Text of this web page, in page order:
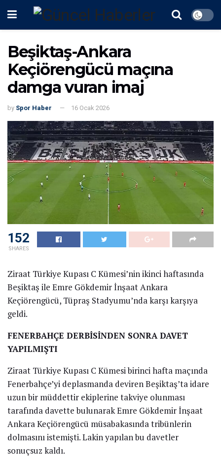
Beşiktaş-Ankara
Keçiörengücü maçına
damga vuran imaj
by Spor Haber 16 Ocak 2026
152
SHARES
Ziraat Türkiye Kupası C Kümesi’nin ikinci haftasında
Beşiktaş ile Emre Gökdemir İnşaat Ankara
Keçiörengücü, Tüpraş Stadyumu’nda karşı karşıya
geldi.
FENERBAHÇE DERBİSİNDEN SONRA DAVET
YAPILMIŞTI
Ziraat Türkiye Kupası C Kümesi birinci hafta maçında
Fenerbahçe’yi deplasmanda deviren Beşiktaş’ta idare
uzun bir müddettir ekiplerine takviye olunması
tarafında davette bulunarak Emre Gökdemir İnşaat
Ankara Keçiörengücü müsabakasında tribünlerin
dolmasını istemişti. Lakin yapılan bu davetler
sonuçsuz kaldı.